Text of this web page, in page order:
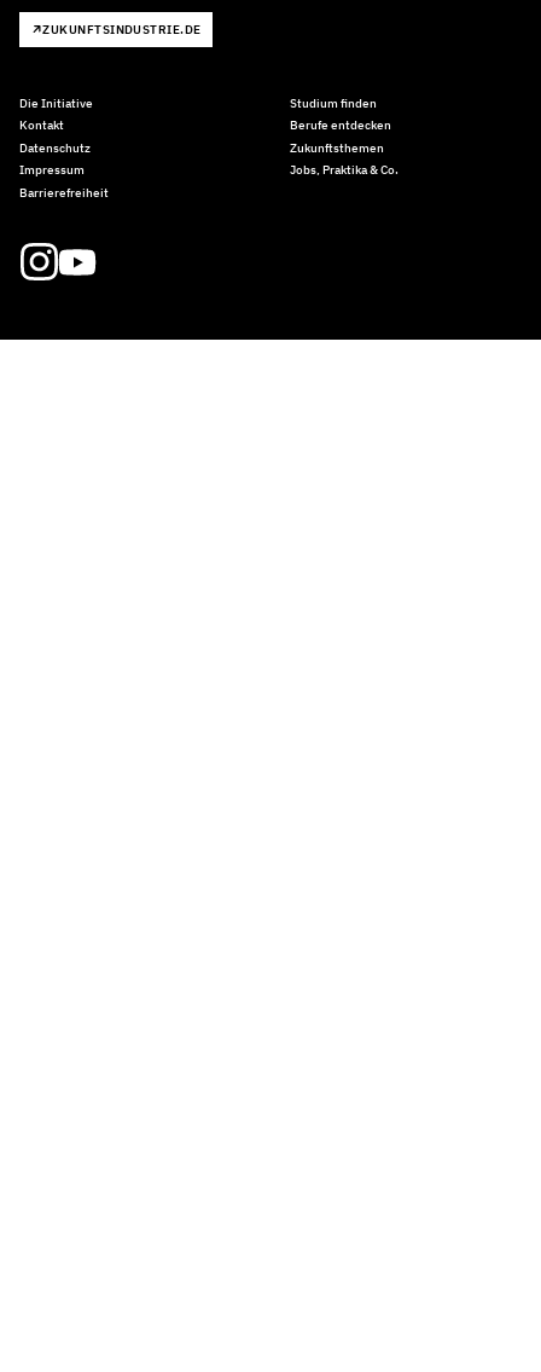
ZUKUNFTSINDUSTRIE.DE
Die Initiative
Kontakt
Datenschutz
Impressum
Barrierefreiheit
Studium finden
Berufe entdecken
Zukunftsthemen
Jobs, Praktika & Co.